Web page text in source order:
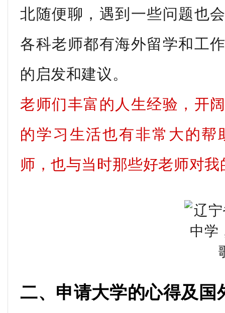
北随便聊，遇到一些问题也
各科老师都有海外留学和工
的启发和建议。
老师们丰富的人生经验，开
的学习生活也有非常大的
师，也与当时那些好老师对
二、申请大学的心得及国